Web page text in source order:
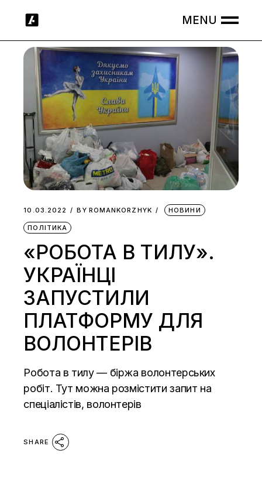
10.03.2022 BY ROMANKORZHYK НОВИНИ
ПОЛІТИКА
«РОБОТА В ТИЛУ».
УКРАЇНЦІ
ЗАПУСТИЛИ
ПЛАТФОРМУ ДЛЯ
ВОЛОНТЕРІВ
Робота в тилу — біржа волонтерських
робіт. Тут можна розмістити запит на
спеціалістів, волонтерів
SHARE